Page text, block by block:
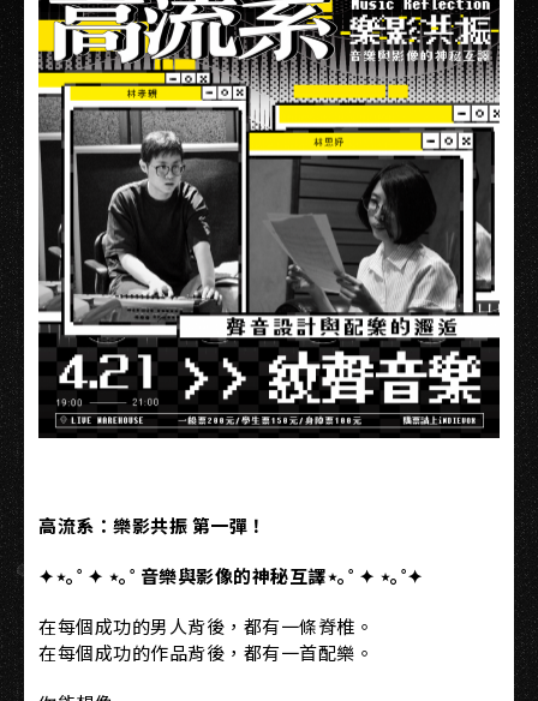
高流系：樂影共振 第一彈！
✦⋆｡˚ ✦ ⋆｡˚ 音樂與影像的神秘互譯⋆｡˚ ✦ ⋆｡˚✦
在每個成功的男人背後，都有一條脊椎。
在每個成功的作品背後，都有一首配樂。